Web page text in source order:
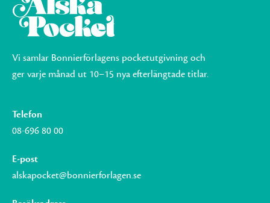
Vi samlar Bonnierförlagens pocketutgivning och
ger varje månad ut 10–15 nya efterlängtade titlar.
Telefon
08-696 80 00
E-post
alskapocket@bonnierforlagen.se